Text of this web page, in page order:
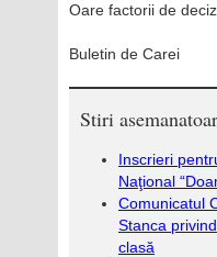
Oare factorii de
Buletin de Carei
Stiri
Inscrieri
Naţional
Comunicatul
Stanca
clasă